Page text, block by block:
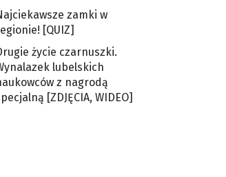
zamki w
[QUIZ]
życie czarnuszki.
lubelskich
z nagrodą
[ZDJĘCIA, WIDEO]